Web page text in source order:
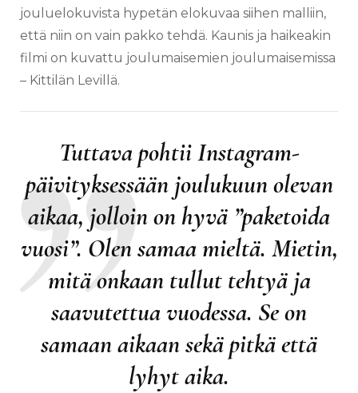
jouluelokuvista hypetän elokuvaa siihen malliin,
että niin on vain pakko tehdä. Kaunis ja haikeakin
filmi on kuvattu joulumaisemien joulumaisemissa
– Kittilän Levillä.
Tuttava pohtii Instagram-
päivityksessään joulukuun olevan
aikaa, jolloin on hyvä ”paketoida
vuosi”. Olen samaa mieltä. Mietin,
mitä onkaan tullut tehtyä ja
saavutettua vuodessa. Se on
samaan aikaan sekä pitkä että
lyhyt aika.